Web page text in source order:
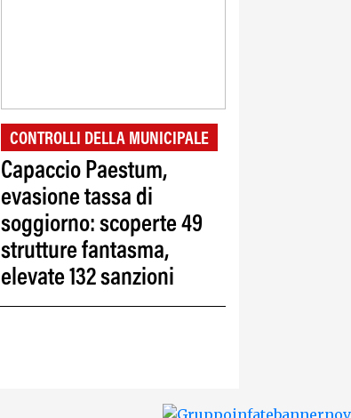
CONTROLLI DELLA MUNICIPALE
Capaccio Paestum,
evasione tassa di
soggiorno: scoperte 49
strutture fantasma,
elevate 132 sanzioni